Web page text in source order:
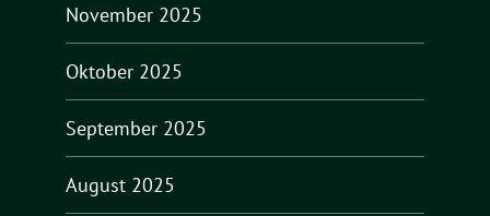
November 2025
Oktober 2025
September 2025
August 2025